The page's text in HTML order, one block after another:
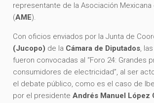
representante de la Asociación Mexicana
(AME).
Con oficios enviados por la Junta de
(Jucopo) de la Cámara de Diputados,
fueron convocadas al “Foro 24: Grandes
consumidores de electricidad”, al ser
el debate público, como es el caso de
por el presidenteAndrés Manuel López